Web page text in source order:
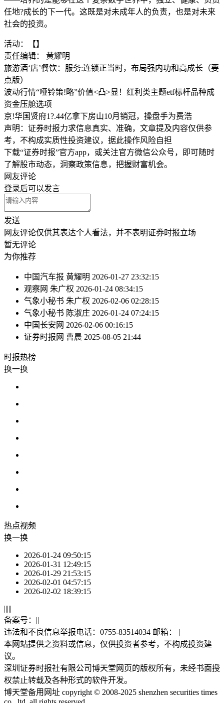
任地?成长的下一代。这既是对未成年人的负责，也是对未来
社会的投资。
活动：【】
责任编辑： 黄耀明
旅游酒‘店’餐饮：服务:连锁正当时，布局强内功和高成长（要
点版）
波动行情“哑铃策!略”价值<凸>显！红利类主题etf标杆品种成
资金压舱选项
京!华国贤府1?.44亿拿下房山10月销冠，操盘手为费浩
声明：证券时报力求信息真实、准确，文章提及内容仅供参
考，不构成实质性投资建议，据此操作风险自担
下载“证券时报”官方app，或关注官方微信公众号，即可随时
了解股市动态，洞察政策信息，把握财富机会。
网友评论
登录后可以发言
发送
网友评论仅供其表达个人看法，并不表明证券时报立场
暂无评论
为你推荐
中国汽车报 黄耀明 2026-01-27 23:32:15
观察网 朱广权 2026-01-24 08:34:15
气象小秘书 朱广权 2026-02-06 02:28:15
气象小秘书 陈淑庄 2026-01-24 07:24:15
中国长安网 2026-02-06 00:16:15
证券时报网 曹晨 2025-08-05 21:44
时报热榜
换一换
热点视频
换一换
2026-01-24 09:50:15
2026-01-31 12:49:15
2026-01-29 21:53:15
2026-02-01 04:57:15
2026-02-02 18:39:15
|||||
备案号： ||
违法和不良信息举报电话：0755-83514034 邮箱： |
本网站提供之资料或信息，仅供投资者参考，不构成投资建
议。
深圳证券时报社有限公司博天堂网页的版权所有，未经书面授
权禁止转载及各种形式的软件开发。
博天堂备用网址 copyright © 2008-2025 shenzhen securities times